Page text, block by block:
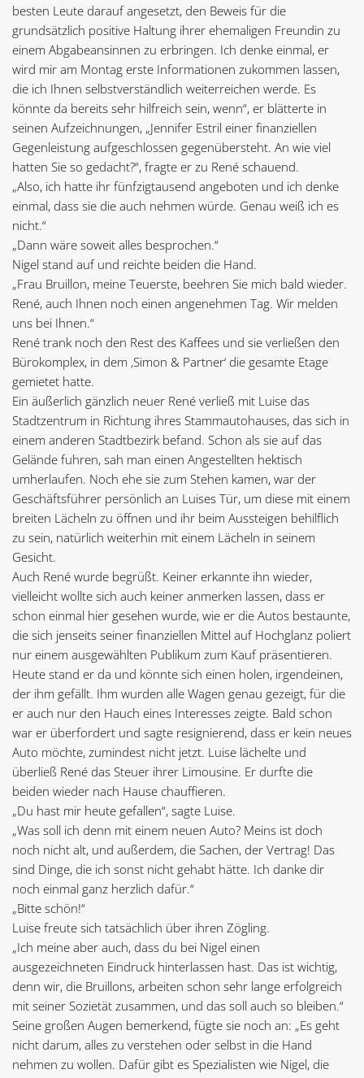
besten Leute darauf angesetzt, den Beweis für die
grundsätzlich positive Haltung ihrer ehemaligen Freundin zu
einem Abgabeansinnen zu erbringen. Ich denke einmal, er
wird mir am Montag erste Informationen zukommen lassen,
die ich Ihnen selbstverständlich weiterreichen werde. Es
könnte da bereits sehr hilfreich sein, wenn“, er blätterte in
seinen Aufzeichnungen, „Jennifer Estril einer finanziellen
Gegenleistung aufgeschlossen gegenübersteht. An wie viel
hatten Sie so gedacht?“, fragte er zu René schauend.
„Also, ich hatte ihr fünfzigtausend angeboten und ich denke
einmal, dass sie die auch nehmen würde. Genau weiß ich es
nicht.“
„Dann wäre soweit alles besprochen.“
Nigel stand auf und reichte beiden die Hand.
„Frau Bruillon, meine Teuerste, beehren Sie mich bald wieder.
René, auch Ihnen noch einen angenehmen Tag. Wir melden
uns bei Ihnen.“
René trank noch den Rest des Kaffees und sie verließen den
Bürokomplex, in dem ‚Simon & Partner‘ die gesamte Etage
gemietet hatte.
Ein äußerlich gänzlich neuer René verließ mit Luise das
Stadtzentrum in Richtung ihres Stammautohauses, das sich in
einem anderen Stadtbezirk befand. Schon als sie auf das
Gelände fuhren, sah man einen Angestellten hektisch
umherlaufen. Noch ehe sie zum Stehen kamen, war der
Geschäftsführer persönlich an Luises Tür, um diese mit einem
breiten Lächeln zu öffnen und ihr beim Aussteigen behilflich
zu sein, natürlich weiterhin mit einem Lächeln in seinem
Gesicht.
Auch René wurde begrüßt. Keiner erkannte ihn wieder,
vielleicht wollte sich auch keiner anmerken lassen, dass er
schon einmal hier gesehen wurde, wie er die Autos bestaunte,
die sich jenseits seiner finanziellen Mittel auf Hochglanz poliert
nur einem ausgewählten Publikum zum Kauf präsentieren.
Heute stand er da und könnte sich einen holen, irgendeinen,
der ihm gefällt. Ihm wurden alle Wagen genau gezeigt, für die
er auch nur den Hauch eines Interesses zeigte. Bald schon
war er überfordert und sagte resignierend, dass er kein neues
Auto möchte, zumindest nicht jetzt. Luise lächelte und
überließ René das Steuer ihrer Limousine. Er durfte die
beiden wieder nach Hause chauffieren.
„Du hast mir heute gefallen“, sagte Luise.
„Was soll ich denn mit einem neuen Auto? Meins ist doch
noch nicht alt, und außerdem, die Sachen, der Vertrag! Das
sind Dinge, die ich sonst nicht gehabt hätte. Ich danke dir
noch einmal ganz herzlich dafür.“
„Bitte schön!“
Luise freute sich tatsächlich über ihren Zögling.
„Ich meine aber auch, dass du bei Nigel einen
ausgezeichneten Eindruck hinterlassen hast. Das ist wichtig,
denn wir, die Bruillons, arbeiten schon sehr lange erfolgreich
mit seiner Sozietät zusammen, und das soll auch so bleiben.“
Seine großen Augen bemerkend, fügte sie noch an: „Es geht
nicht darum, alles zu verstehen oder selbst in die Hand
nehmen zu wollen. Dafür gibt es Spezialisten wie Nigel, die